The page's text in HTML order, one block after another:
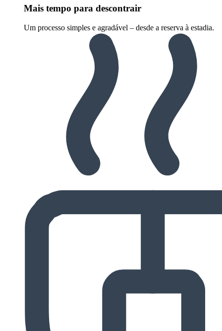
Mais tempo para descontrair
Um processo simples e agradável – desde a reserva à estadia.